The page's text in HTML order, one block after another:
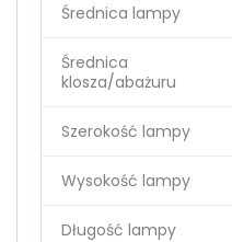
Średnica lampy
Średnica
klosza/abażuru
Szerokość lampy
Wysokość lampy
Długość lampy